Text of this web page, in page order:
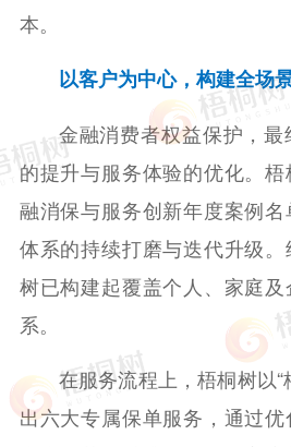
本。
以客户为中心，构建全场
金融消费者权益保护，
的提升与服务体验的优化。
融消保与服务创新年度案例
体系的持续打磨与迭代升级
树已构建起覆盖个人、家庭
系。
在服务流程上，梧桐树以
出六大专属保单服务，通过